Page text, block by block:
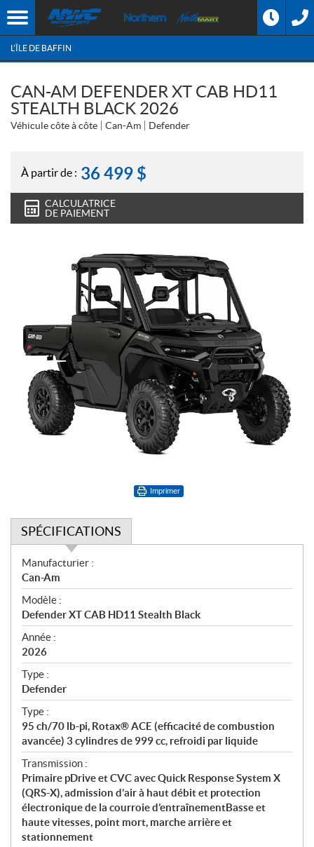
L'ÎLE DE BAFFIN
CAN-AM DEFENDER XT CAB HD11
STEALTH BLACK 2026
Véhicule côte à côte Can-Am Defender
À partir de : 36 499 $
CALCULATRICE
DE PAIEMENT
Imprimer
SPÉCIFICATIONS
S
p
é
c
i
f
i
c
a
t
i
o
n
s
Manufacturier :
Can-Am
Modèle :
Defender XT CAB HD11 Stealth Black
Année :
2026
Type :
Defender
Type :
95 ch/70 lb-pi, Rotax® ACE (efficacité de combustion
avancée) 3 cylindres de 999 cc, refroidi par liquide
Transmission :
Primaire pDrive et CVC avec Quick Response System X
(QRS-X), admission d’air à haut débit et protection
électronique de la courroie d’entraînementBasse et
haute vitesses, point mort, marche arrière et
stationnement